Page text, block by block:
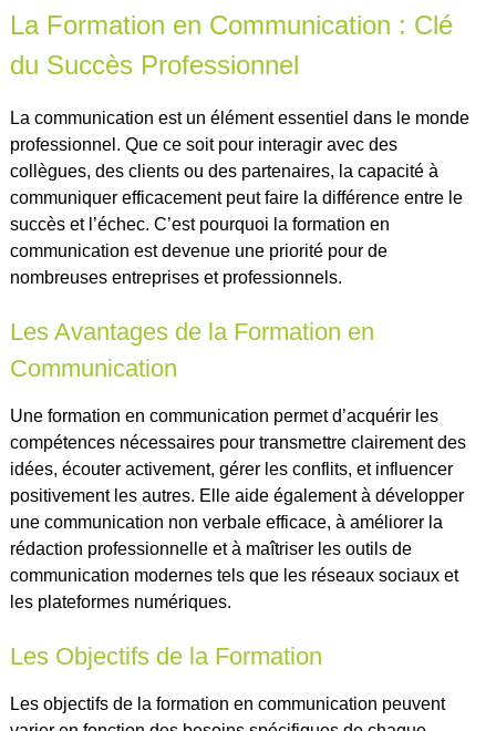
La Formation en Communication : Clé
du Succès Professionnel
La communication est un élément essentiel dans le monde
professionnel. Que ce soit pour interagir avec des
collègues, des clients ou des partenaires, la capacité à
communiquer efficacement peut faire la différence entre le
succès et l’échec. C’est pourquoi la formation en
communication est devenue une priorité pour de
nombreuses entreprises et professionnels.
Les Avantages de la Formation en
Communication
Une formation en communication permet d’acquérir les
compétences nécessaires pour transmettre clairement des
idées, écouter activement, gérer les conflits, et influencer
positivement les autres. Elle aide également à développer
une communication non verbale efficace, à améliorer la
rédaction professionnelle et à maîtriser les outils de
communication modernes tels que les réseaux sociaux et
les plateformes numériques.
Les Objectifs de la Formation
Les objectifs de la formation en communication peuvent